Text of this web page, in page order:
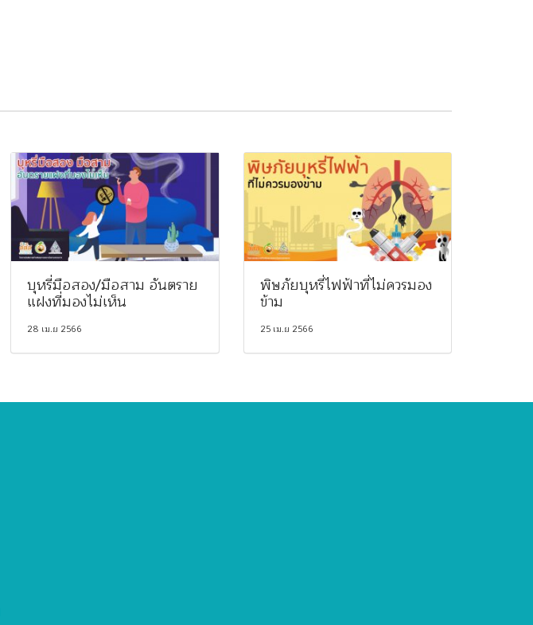
บุหรี่มือสอง/มือสาม อันตราย
แฝงที่มองไม่เห็น
28 เม.ย 2566
พิษภัยบุหรี่ไฟฟ้าที่ไม่ควรมอง
ข้าม
25 เม.ย 2566